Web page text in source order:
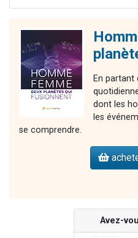
En partant
dont les
les
se comprendre.
Avez-